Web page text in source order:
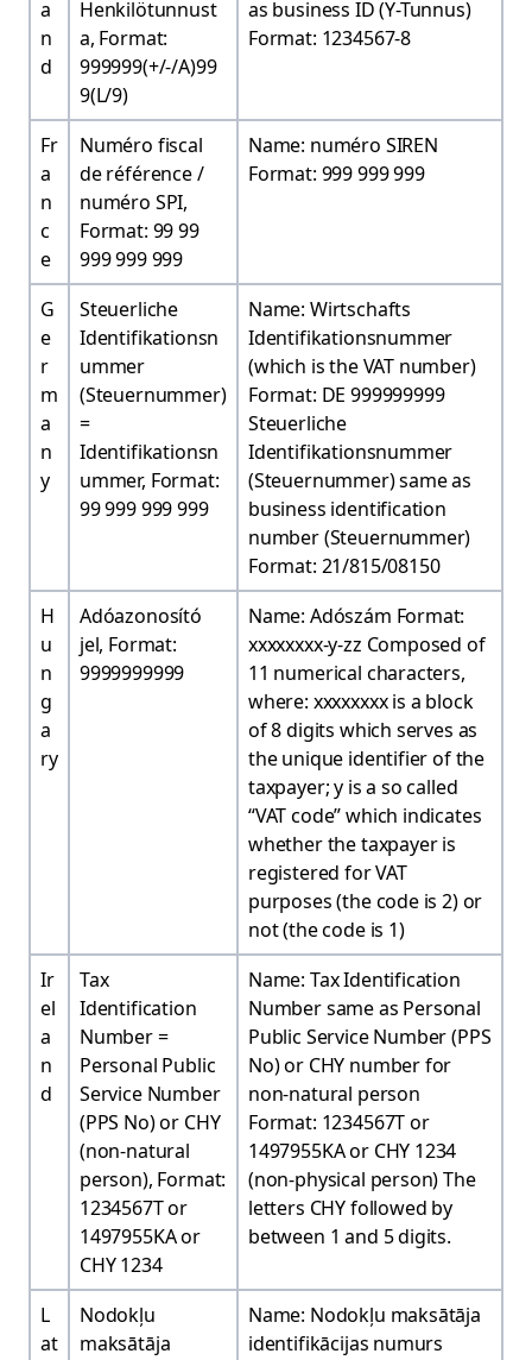
a
n
d
Henkilötunnust
a, Format:
999999(+/-/A)99
9(L/9)
as business ID (Y-Tunnus)
Format: 1234567-8
Fr
a
n
c
e
Numéro fiscal
de référence /
numéro SPI,
Format: 99 99
999 999 999
Name: numéro SIREN
Format: 999 999 999
G
e
r
m
a
n
y
Steuerliche
Identifikationsn
ummer
(Steuernummer)
=
Identifikationsn
ummer, Format:
99 999 999 999
Name: Wirtschafts
Identifikationsnummer
(which is the VAT number)
Format: DE 999999999
Steuerliche
Identifikationsnummer
(Steuernummer) same as
business identification
number (Steuernummer)
Format: 21/815/08150
H
u
n
g
a
ry
Adóazonosító
jel, Format:
9999999999
Name: Adószám Format:
xxxxxxxx-y-zz Composed of
11 numerical characters,
where: xxxxxxxx is a block
of 8 digits which serves as
the unique identifier of the
taxpayer; y is a so called
“VAT code” which indicates
whether the taxpayer is
registered for VAT
purposes (the code is 2) or
not (the code is 1)
Ir
el
a
n
d
Tax
Identification
Number =
Personal Public
Service Number
(PPS No) or CHY
(non-natural
person), Format:
1234567T or
1497955KA or
CHY 1234
Name: Tax Identification
Number same as Personal
Public Service Number (PPS
No) or CHY number for
non-natural person
Format: 1234567T or
1497955KA or CHY 1234
(non-physical person) The
letters CHY followed by
between 1 and 5 digits.
L
at
Nodokļu
maksātāja
Name: Nodokļu maksātāja
identifikācijas numurs